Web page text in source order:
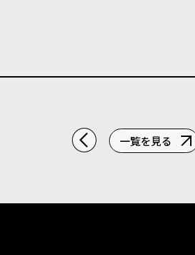
一覧を見る